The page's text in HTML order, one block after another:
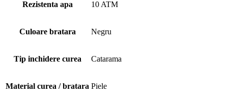
Rezistenta apa 10 ATM
Culoare bratara Negru
Tip inchidere curea Catarama
Material curea / bratara Piele